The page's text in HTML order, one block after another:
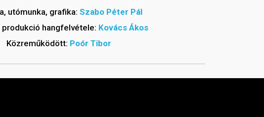
utómunka, grafika:Szabo Péter Pál
produkció hangfelvétele: Kovács Ákos
Közreműködött: Poór Tibor